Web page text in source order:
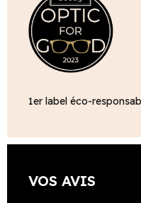
1er label éco-
VOS AVIS